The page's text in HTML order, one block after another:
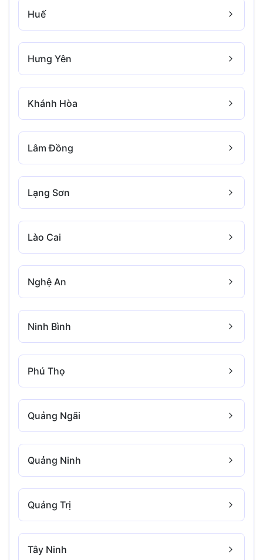
Huế
Hưng Yên
Khánh Hòa
Lâm Đồng
Lạng Sơn
Lào Cai
Nghệ An
Ninh Bình
Phú Thọ
Quảng Ngãi
Quảng Ninh
Quảng Trị
Tây Ninh